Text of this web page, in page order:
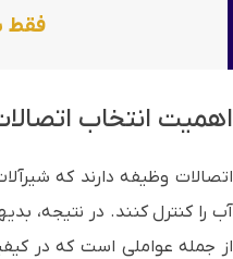
فقط
اهمیت انتخاب
اتصالات وظیفه دارند که
آب را کنترل کنند. در نتیجه،
از جمله عواملی است که در